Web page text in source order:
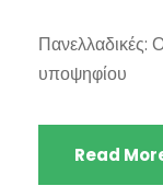
Πανελλαδικές:
υποψηφίου
Read